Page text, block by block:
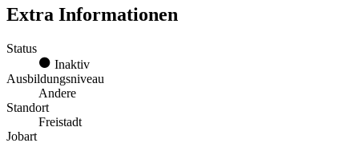
Extra Informationen
Status
Inaktiv
Ausbildungsniveau
Andere
Standort
Freistadt
Jobart